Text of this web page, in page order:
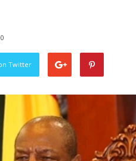
0
Twitter